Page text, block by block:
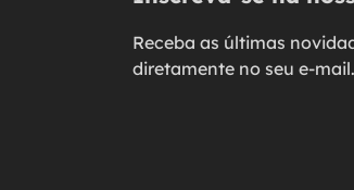
Receba as últimas
diretamente no seu e-mail.